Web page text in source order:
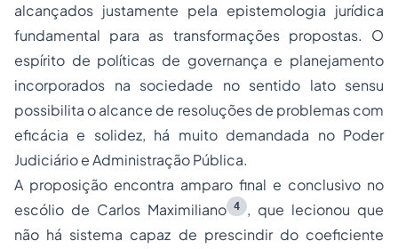
alcançados justamente pela epistemologia jurídica
fundamental para as transformações propostas. O
espírito de políticas de governança e planejamento
incorporados na sociedade no sentido lato sensu
possibilita o alcance de resoluções de problemas com
eficácia e solidez, há muito demandada no Poder
Judiciário e Administração Pública.
A proposição encontra amparo final e conclusivo no
escólio de Carlos Maximiliano 4
, que lecionou que
não há sistema capaz de prescindir do coeficiente